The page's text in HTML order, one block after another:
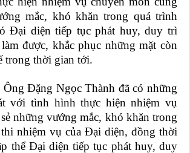
mắc, khó khăn trong quá trình
Đại diện tiếp tục phát huy, duy trì
được, khắc phục những mặt còn
trong thời gian tới.
Đặng Ngọc Thành đã có những
với tình hình thực hiện nhiệm vụ
những vướng mắc, khó khăn trong
nhiệm vụ của Đại diện, đồng thời
thể Đại diện tiếp tục phát huy, duy